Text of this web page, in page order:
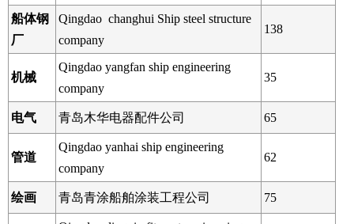
船体钢
厂
Qingdao changhui Ship steel structure
company
138
机械
Qingdao yangfan ship engineering
company
35
电气 青岛木华电器配件公司 65
管道
Qingdao yanhai ship engineering
company
62
绘画 青岛青涂船舶涂装工程公司 75